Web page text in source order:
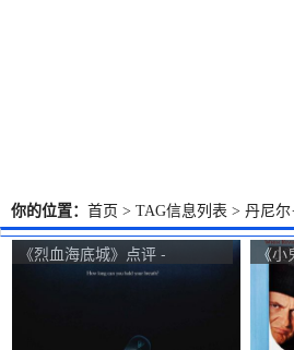
你的位置： 首页 > TAG信息列表 > 丹尼尔
《烈血海底城》点评 -
Leviathan网友评价
《